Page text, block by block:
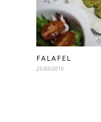
FALAFEL
25/02/2016